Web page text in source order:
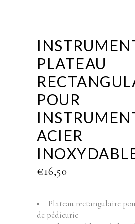
PLATEAU
POUR
ACIER
€16,50
Plateau rectangulaire
de pédicurie